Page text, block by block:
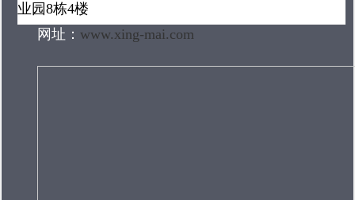
业园8栋4楼
网址：www.xing-mai.com